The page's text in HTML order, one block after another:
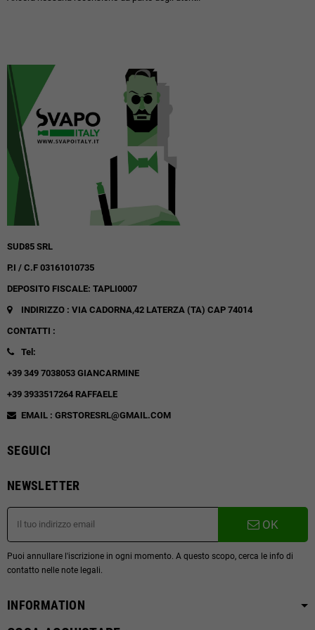
SUD85 SRL
P.I / C.F 03161010735
DEPOSITO FISCALE: TAPLI0007
INDIRIZZO : VIA CADORNA,42 LATERZA (TA) CAP 74014
CONTATTI :
Tel:
+39 349 7038053 GIANCARMINE
+39 3933517264 RAFFAELE
EMAIL : GRSTORESRL@GMAIL.COM
SEGUICI
NEWSLETTER
OK
Puoi annullare l'iscrizione in ogni momento. A questo scopo, cerca le info di
contatto nelle note legali.
INFORMATION